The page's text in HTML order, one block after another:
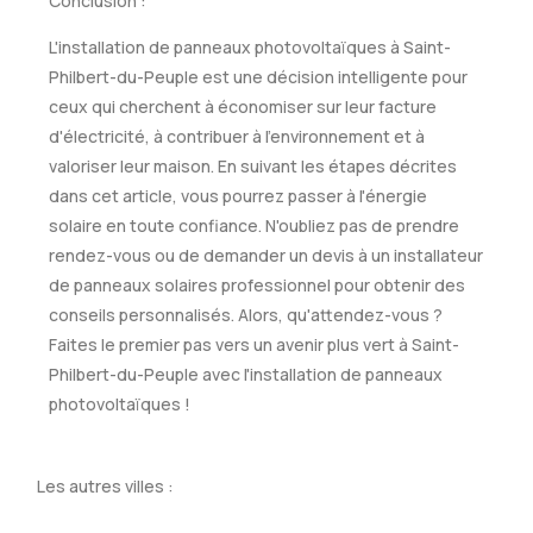
L'installation de panneaux photovoltaïques à Saint-
Philbert-du-Peuple est une décision intelligente pour
ceux qui cherchent à économiser sur leur facture
d'électricité, à contribuer à l'environnement et à
valoriser leur maison. En suivant les étapes décrites
dans cet article, vous pourrez passer à l'énergie
solaire en toute confiance. N'oubliez pas de prendre
rendez-vous ou de demander un devis à un installateur
de panneaux solaires professionnel pour obtenir des
conseils personnalisés. Alors, qu'attendez-vous ?
Faites le premier pas vers un avenir plus vert à Saint-
Philbert-du-Peuple avec l'installation de panneaux
photovoltaïques !
Les autres villes :